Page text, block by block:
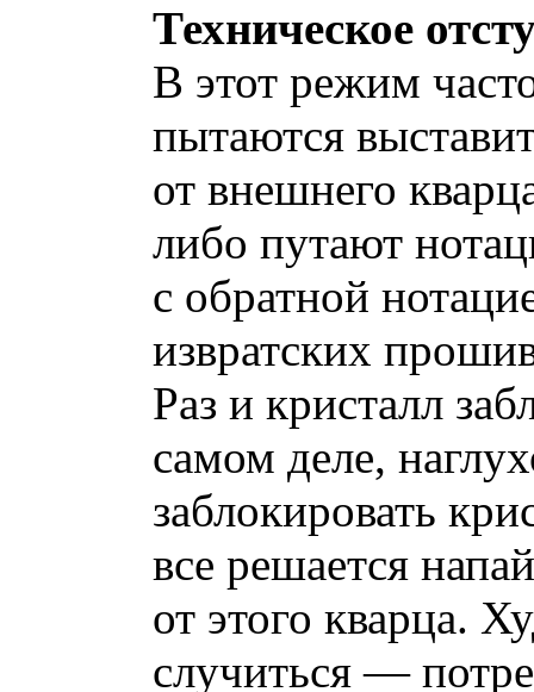
Техническое
В этот режим
пытаются
от внешнего
либо путают
с обратной
извратских
Раз и кристалл
самом деле,
заблокировать
все решается
от этого кварца.
случиться —